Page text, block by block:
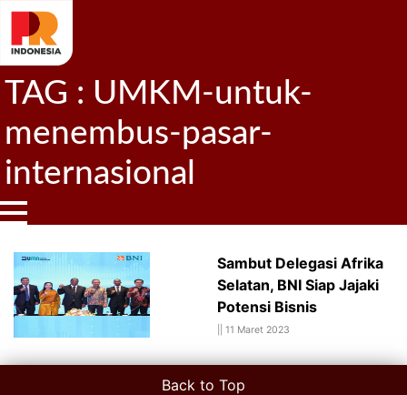
TAG : UMKM-untuk-
menembus-pasar-
internasional
Sambut Delegasi Afrika
Selatan, BNI Siap Jajaki
Potensi Bisnis
11 Maret 2023
Back to Top